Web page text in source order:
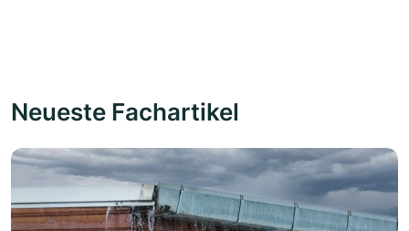
Neueste Fachartikel